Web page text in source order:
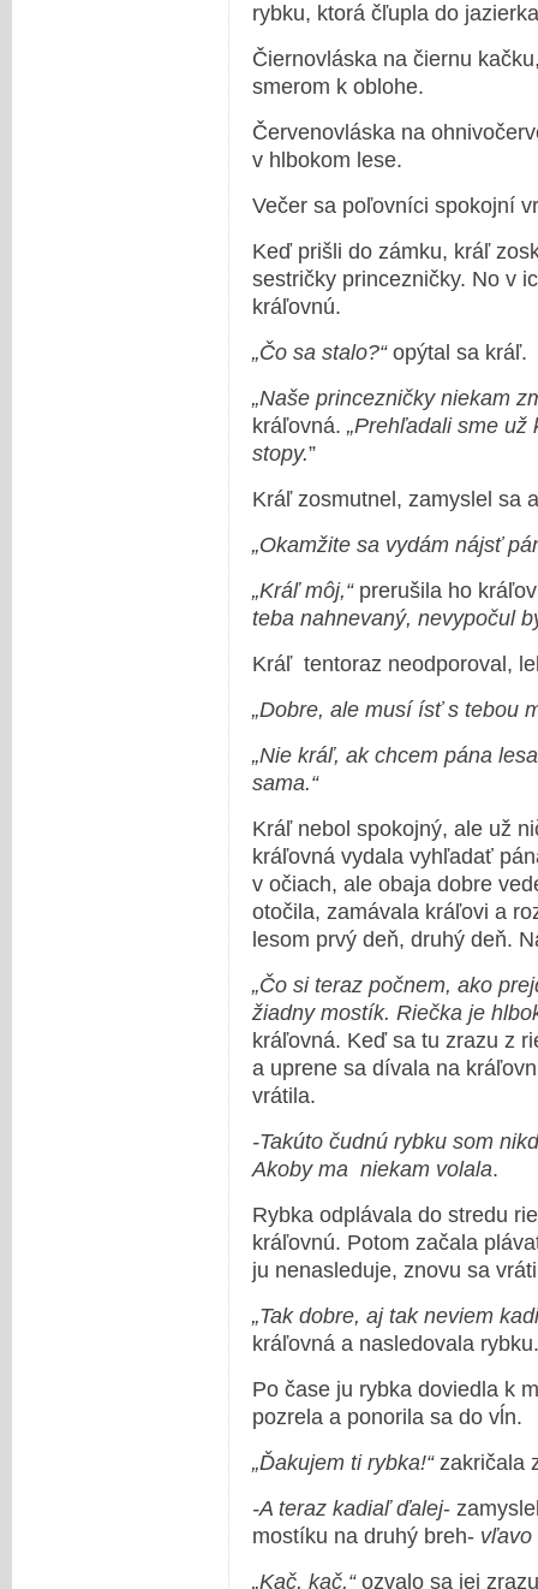
rybku, ktorá čľupla do
Čiernovláska na čiernu
smerom k oblohe.
Červenovláska na
v hlbokom lese.
Večer sa poľovníci spokojní
Keď prišli do zámku, kráľ
sestričky princezničky. No v
kráľovnú.
„Čo sa stalo?“opýtal sa kráľ.
„Naše princezničky niekam
kráľovná. „Prehľadali sme už
stopy.”
Kráľ zosmutnel, zamyslel sa
„Okamžite sa vydám nájsť
„Kráľ môj,“prerušila ho
teba nahnevaný, nevypočul
Kráľ tentoraz neodporoval,
„Dobre, ale musí ísť s tebou
„Nie kráľ, ak chcem pána
sama.“
Kráľ nebol spokojný, ale už
kráľovná vydala vyhľadať
v očiach, ale obaja dobre
otočila, zamávala kráľovi a
lesom prvý deň, druhý deň.
„Čo si teraz počnem, ako
žiadny mostík. Riečka je
kráľovná. Keď sa tu zrazu z
a uprene sa dívala na
vrátila.
-Takúto čudnú rybku som
Akoby ma niekam volala.
Rybka odplávala do stredu
kráľovnú. Potom začala
ju nenasleduje, znovu sa
„Tak dobre, aj tak neviem
kráľovná a nasledovala rybku.
Po čase ju rybka doviedla k
pozrela a ponorila sa do vĺn.
„Ďakujem ti rybka!“zakričala
-A teraz kadiaľ ďalej-
mostíku na druhý breh- vľavo
„Kač, kač,“ozvalo sa jej